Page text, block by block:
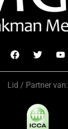
Lid / Partner van: